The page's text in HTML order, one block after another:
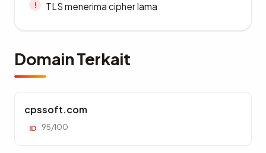
TLS menerima cipher lama
Domain Terkait
cpssoft.com
ID 95/100